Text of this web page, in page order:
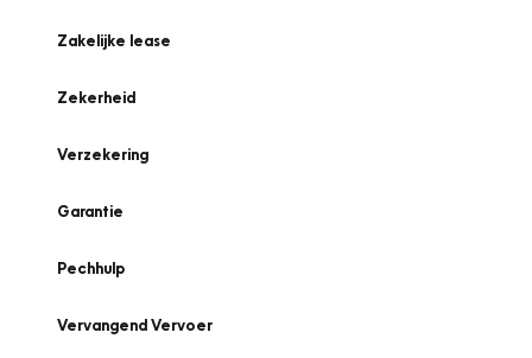
Zakelijke lease
Zekerheid
Verzekering
Garantie
Pechhulp
Vervangend Vervoer